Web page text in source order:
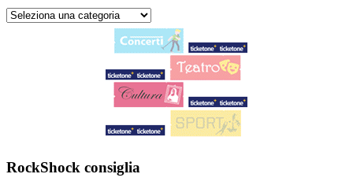
RockShock consiglia